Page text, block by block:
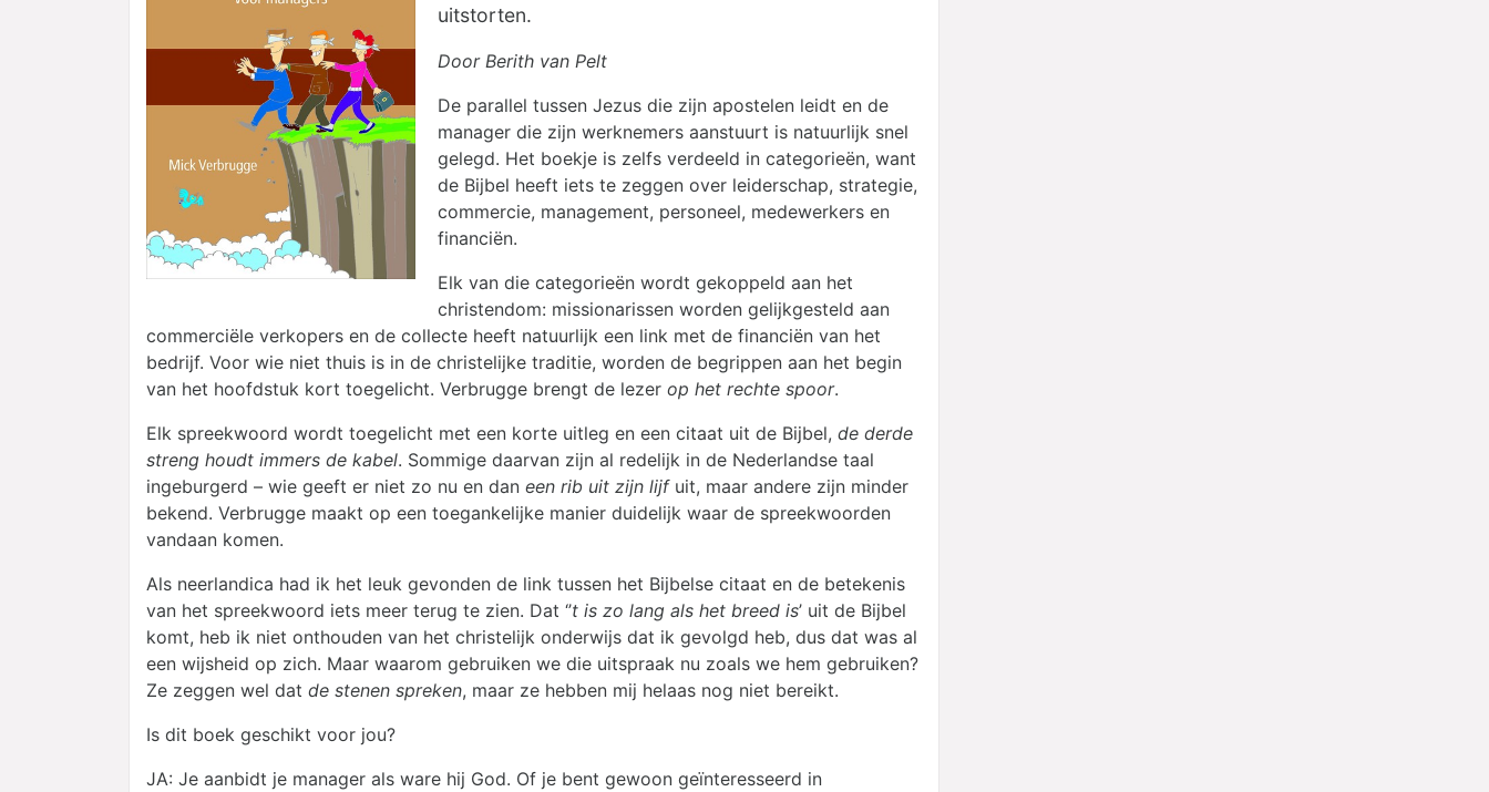
uitstorten.
Door Berith van Pelt
De parallel tussen Jezus die zijn apostelen leidt en de
manager die zijn werknemers aanstuurt is natuurlijk snel
gelegd. Het boekje is zelfs verdeeld in categorieën, want
de Bijbel heeft iets te zeggen over leiderschap, strategie,
commercie, management, personeel, medewerkers en
financiën.
Elk van die categorieën wordt gekoppeld aan het
christendom: missionarissen worden gelijkgesteld aan
commerciële verkopers en de collecte heeft natuurlijk een link met de financiën van het
bedrijf. Voor wie niet thuis is in de christelijke traditie, worden de begrippen aan het begin
van het hoofdstuk kort toegelicht. Verbrugge brengt de lezer op het rechte spoor.
Elk spreekwoord wordt toegelicht met een korte uitleg en een citaat uit de Bijbel, de derde
streng houdt immers de kabel. Sommige daarvan zijn al redelijk in de Nederlandse taal
ingeburgerd – wie geeft er niet zo nu en dan een rib uit zijn lijf uit, maar andere zijn minder
bekend. Verbrugge maakt op een toegankelijke manier duidelijk waar de spreekwoorden
vandaan komen.
Als neerlandica had ik het leuk gevonden de link tussen het Bijbelse citaat en de betekenis
van het spreekwoord iets meer terug te zien. Dat ‘’t is zo lang als het breed is’ uit de Bijbel
komt, heb ik niet onthouden van het christelijk onderwijs dat ik gevolgd heb, dus dat was al
een wijsheid op zich. Maar waarom gebruiken we die uitspraak nu zoals we hem gebruiken?
Ze zeggen wel dat de stenen spreken, maar ze hebben mij helaas nog niet bereikt.
Is dit boek geschikt voor jou?
JA: Je aanbidt je manager als ware hij God. Of je bent gewoon geïnteresseerd in